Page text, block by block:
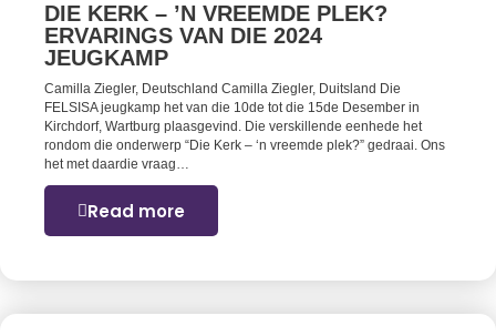
DIE KERK – ’N VREEMDE PLEK?
ERVARINGS VAN DIE 2024
JEUGKAMP
Camilla Ziegler, Deutschland Camilla Ziegler, Duitsland Die
FELSISA jeugkamp het van die 10de tot die 15de Desember in
Kirchdorf, Wartburg plaasgevind. Die verskillende eenhede het
rondom die onderwerp “Die Kerk – ‘n vreemde plek?” gedraai. Ons
het met daardie vraag…
Read more